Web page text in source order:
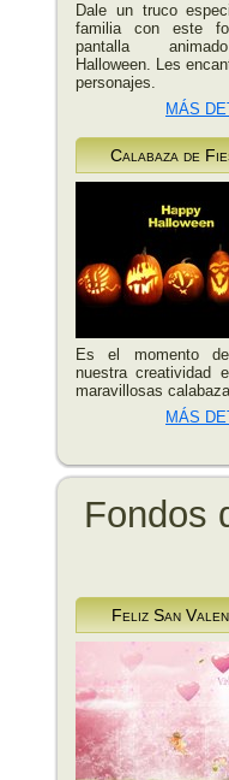
Dale un truco
familia con este
pantalla
Halloween. Les
personajes.
MÁS
Calabaza de
Es el momento
nuestra creatividad
maravillosas
MÁS
Fondos
Feliz San